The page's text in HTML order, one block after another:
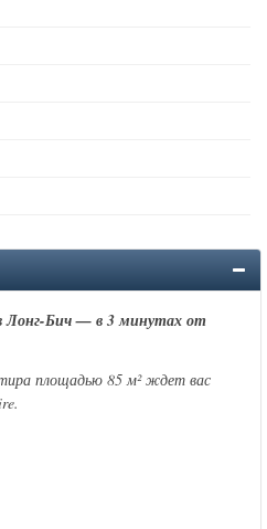
Лонг-Бич — в 3 минутах от
площадью 85 м² ждет вас